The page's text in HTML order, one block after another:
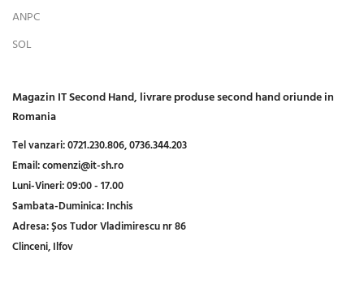
ANPC
SOL
Magazin IT Second Hand, livrare produse second hand oriunde in
Romania
Tel vanzari:0721.230.806,0736.344.203
Email:comenzi@it-sh.ro
Luni-Vineri:09:00 - 17.00
Sambata-Duminica:Inchis
Adresa:Șos Tudor Vladimirescu nr 86
Clinceni, Ilfov